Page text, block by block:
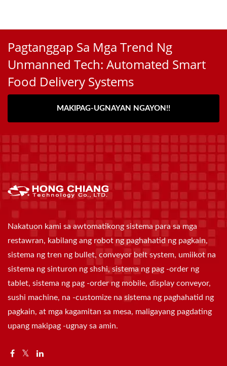
Pagtanggap Sa Mga Trend Ng
Unmanned Tech: Automated Smart
Food Delivery Systems
MAKIPAG-UGNAYAN NGAYON!!
Nakatuon kami sa awtomatikong sistema para sa mga
restawran, kabilang ang robot ng paghahatid ng pagkain,
sistema ng tren ng bullet, conveyor belt system, umiikot na
sistema ng sinturon ng shshi, sistema ng pag -order ng
tablet, sistema ng pag -order ng mobile, display conveyor,
sushi machine, na -customize na sistema ng paghahatid ng
pagkain, at mga kagamitan sa mesa, maligayang pagdating
upang makipag -ugnay sa amin.